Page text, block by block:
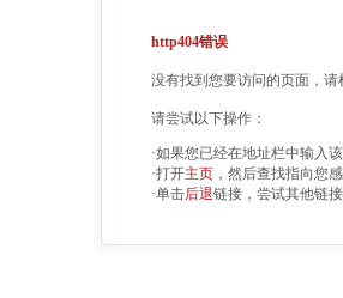
http404错误
没有找到您要访问的页面，
请尝试以下操作：
·如果您已经在地址栏中输入
·打开主页 ，然后查找指向您
·单击后退链接，尝试其他链